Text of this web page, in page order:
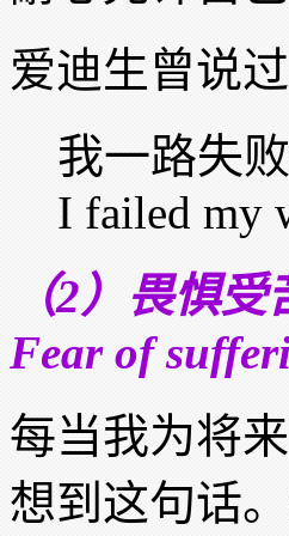
爱迪生曾说过
我一路失
I failed my
（2）畏惧
Fear of
每当我为将
想到这句话